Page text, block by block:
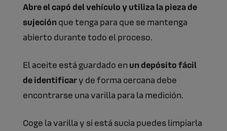
Abre el capó del vehículo y utiliza la pieza de
sujeciónque tenga para que se mantenga
abierto durante todo el proceso.
El aceite está guardado en un depósito fácil
de identificary de forma cercana debe
encontrarse una varilla para la medición.
Coge la varilla y si está sucia puedes limpiarla